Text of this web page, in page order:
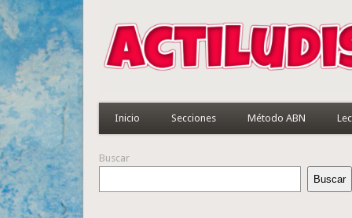
Inicio Secciones Método ABN
Buscar
Buscar